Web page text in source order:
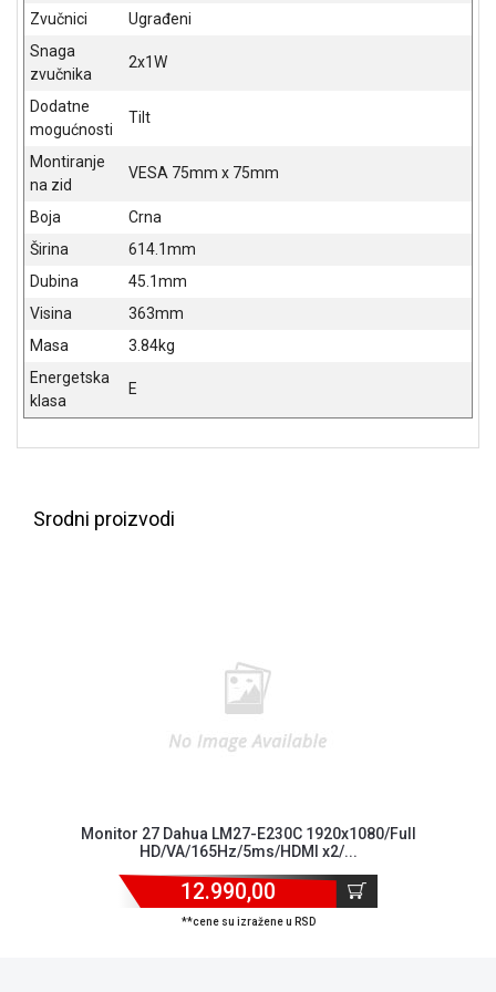
Zvučnici
Ugrađeni
Snaga
zvučnika
2x1W
Dodatne
mogućnosti
Tilt
Montiranje
na zid
VESA 75mm x 75mm
Boja
Crna
Širina
614.1mm
Dubina
45.1mm
Visina
363mm
Masa
3.84kg
Energetska
klasa
E
Srodni proizvodi
Monitor 27 Dahua LM27-E230C 1920x1080/Full
HD/VA/165Hz/5ms/HDMI x2/...
12.990,00
**cene su izražene u RSD